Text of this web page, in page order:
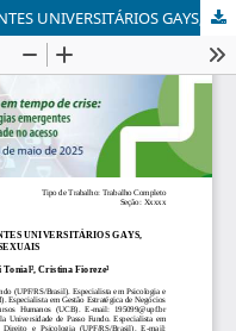
RELAÇÕES FAMILIARES DE ESTUDANTES UNIVERSITÁRIOS GAYS, LÉSBICAS E BISSEXUAIS